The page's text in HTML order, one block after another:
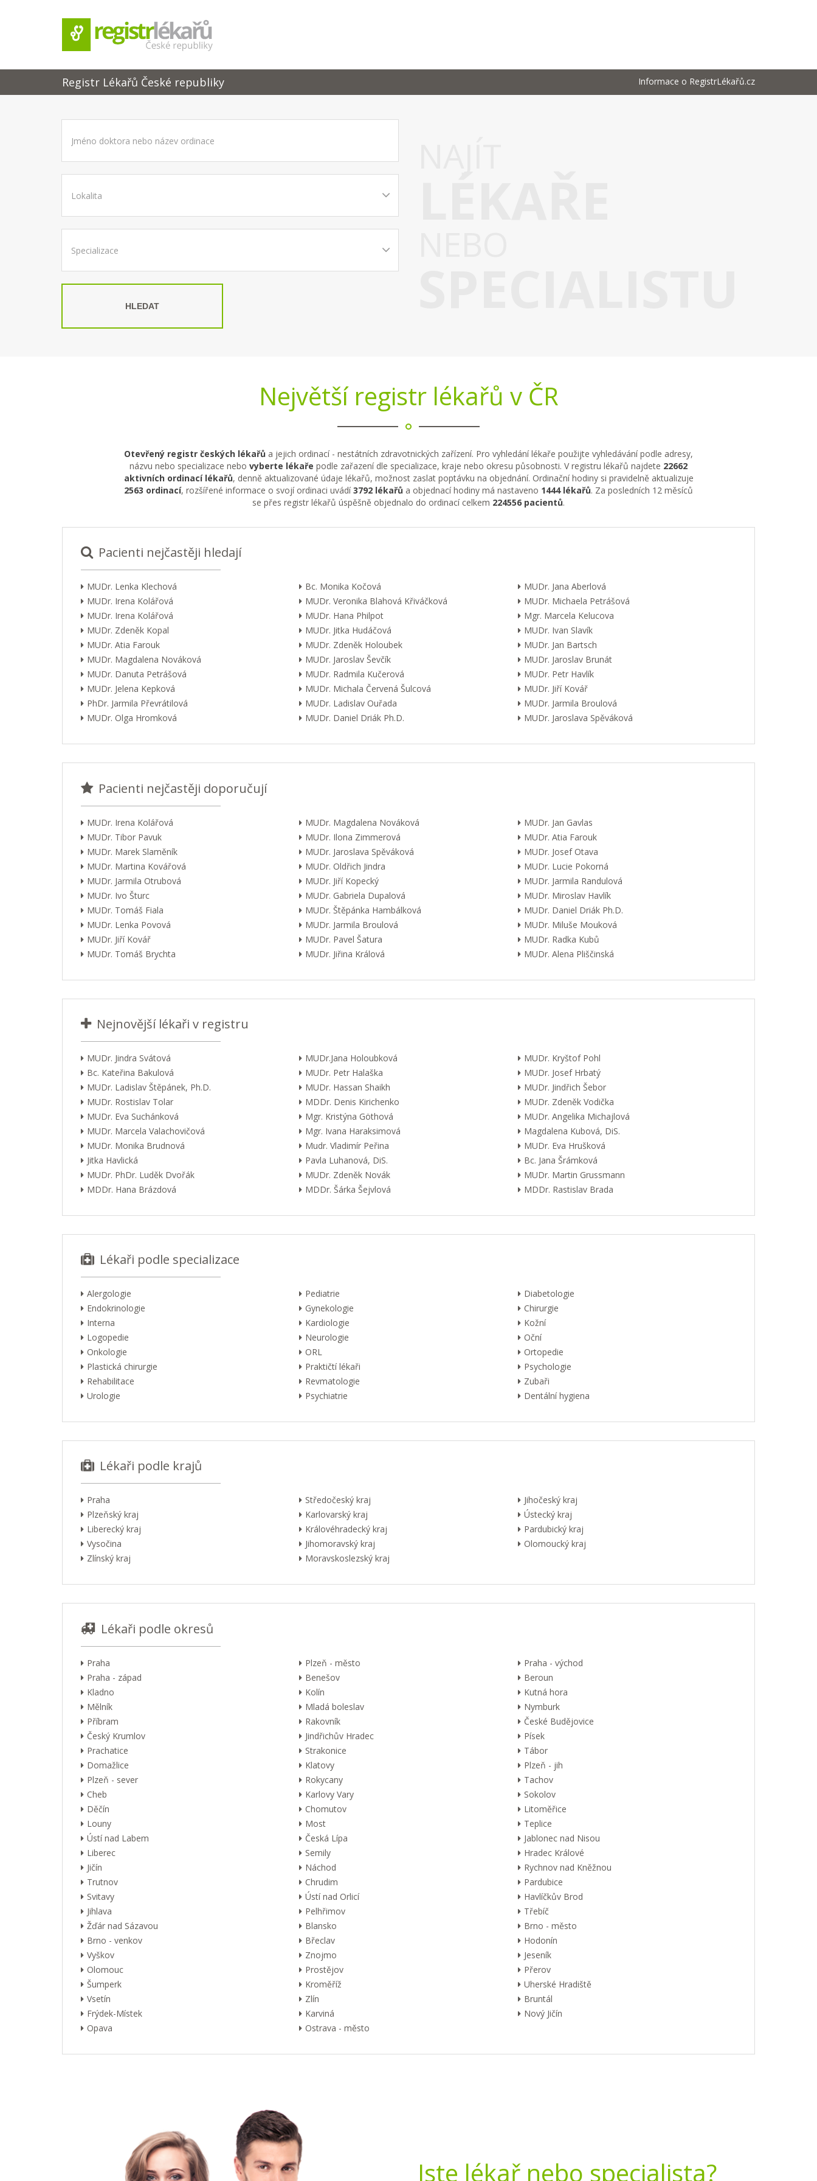
Registr Lékařů České republiky Informace o RegistrLékařů.cz
HLEDAT
Největší registr lékařů v ČR
Otevřený registr českých lékařů a jejich ordinací - nestátních zdravotnických zařízení. Pro vyhledání lékaře použijte vyhledávání podle adresy,
názvu nebo specializace nebo vyberte lékaře podle zařazení dle specializace, kraje nebo okresu působnosti. V registru lékařů najdete 22662
aktivních ordinací lékařů, denně aktualizované údaje lékařů, možnost zaslat poptávku na objednání. Ordinační hodiny si pravidelně aktualizuje
2563 ordinací, rozšířené informace o svojí ordinaci uvádí3792 lékařů a objednací hodiny má nastaveno 1444 lékařů. Za posledních 12 měsíců
se přes registr lékařů úspěšně objednalo do ordinací celkem 224556 pacientů.
Pacienti nejčastěji hledají
MUDr. Lenka Klechová Bc. Monika Kočová
MUDr. Jana Aberlová
MUDr. Irena Kolářová
MUDr. Veronika Blahová Křiváčková
MUDr. Michaela Petrášová
MUDr. Irena Kolářová
MUDr. Hana Philpot
Mgr. Marcela Kelucova
MUDr. Zdeněk Kopal
MUDr. Jitka Hudáčová
MUDr. Ivan Slavík
MUDr. Atia Farouk
MUDr. Zdeněk Holoubek
MUDr. Jan Bartsch
MUDr. Magdalena Nováková
MUDr. Jaroslav Ševčík
MUDr. Jaroslav Brunát
MUDr. Danuta Petrášová
MUDr. Radmila Kučerová
MUDr. Petr Havlík
MUDr. Jelena Kepková
MUDr. Michala Červená Šulcová
MUDr. Jiří Kovář
PhDr. Jarmila Převrátilová
MUDr. Ladislav Ouřada
MUDr. Jarmila Broulová
MUDr. Olga Hromková
MUDr. Daniel Driák Ph.D. MUDr. Jaroslava Spěváková
Pacienti nejčastěji doporučují
MUDr. Irena Kolářová MUDr. Magdalena Nováková
MUDr. Jan Gavlas
MUDr. Tibor Pavuk
MUDr. Ilona Zimmerová
MUDr. Atia Farouk
MUDr. Marek Slaměník
MUDr. Jaroslava Spěváková
MUDr. Josef Otava
MUDr. Martina Kovářová
MUDr. Oldřich Jindra
MUDr. Lucie Pokorná
MUDr. Jarmila Otrubová
MUDr. Jiří Kopecký
MUDr. Jarmila Randulová
MUDr. Ivo Šturc
MUDr. Gabriela Dupalová
MUDr. Miroslav Havlík
MUDr. Tomáš Fiala
MUDr. Štěpánka Hambálková
MUDr. Daniel Driák Ph.D.
MUDr. Lenka Povová
MUDr. Jarmila Broulová
MUDr. Miluše Mouková
MUDr. Jiří Kovář
MUDr. Pavel Šatura
MUDr. Radka Kubů
MUDr. Tomáš Brychta
MUDr. Jiřina Králová MUDr. Alena Pliščinská
Nejnovější lékaři v registru
MUDr. Jindra Svátová MUDr.Jana Holoubková
MUDr. Kryštof Pohl
Bc. Kateřina Bakulová
MUDr. Petr Halaška
MUDr. Josef Hrbatý
MUDr. Ladislav Štěpánek, Ph.D.
MUDr. Hassan Shaikh
MUDr. Jindřich Šebor
MUDr. Rostislav Tolar
MDDr. Denis Kirichenko
MUDr. Zdeněk Vodička
MUDr. Eva Suchánková
Mgr. Kristýna Göthová
MUDr. Angelika Michajlová
MUDr. Marcela Valachovičová
Mgr. Ivana Haraksimová
Magdalena Kubová, DiS.
MUDr. Monika Brudnová
Mudr. Vladimír Peřina
MUDr. Eva Hrušková
Jitka Havlická
Pavla Luhanová, DiS.
Bc. Jana Šrámková
MUDr. PhDr. Luděk Dvořák
MUDr. Zdeněk Novák
MUDr. Martin Grussmann
MDDr. Hana Brázdová
MDDr. Šárka Šejvlová MDDr. Rastislav Brada
Lékaři podle specializace
Alergologie Pediatrie
Diabetologie
Endokrinologie
Gynekologie
Chirurgie
Interna
Kardiologie
Kožní
Logopedie
Neurologie
Oční
Onkologie
ORL
Ortopedie
Plastická chirurgie
Praktičtí lékaři
Psychologie
Rehabilitace
Revmatologie
Zubaři
Urologie
Psychiatrie Dentální hygiena
Lékaři podle krajů
Praha Středočeský kraj
Jihočeský kraj
Plzeňský kraj
Karlovarský kraj
Ústecký kraj
Liberecký kraj
Královéhradecký kraj
Pardubický kraj
Vysočina
Jihomoravský kraj
Olomoucký kraj
Zlínský kraj
Moravskoslezský kraj
Lékaři podle okresů
Praha Plzeň - město
Praha - východ
Praha - západ
Benešov
Beroun
Kladno
Kolín
Kutná hora
Mělník
Mladá boleslav
Nymburk
Příbram
Rakovník
České Budějovice
Český Krumlov
Jindřichův Hradec
Písek
Prachatice
Strakonice
Tábor
Domažlice
Klatovy
Plzeň - jih
Plzeň - sever
Rokycany
Tachov
Cheb
Karlovy Vary
Sokolov
Děčín
Chomutov
Litoměřice
Louny
Most
Teplice
Ústí nad Labem
Česká Lípa
Jablonec nad Nisou
Liberec
Semily
Hradec Králové
Jičín
Náchod
Rychnov nad Kněžnou
Trutnov
Chrudim
Pardubice
Svitavy
Ústí nad Orlicí
Havlíčkův Brod
Jihlava
Pelhřimov
Třebíč
Žďár nad Sázavou
Blansko
Brno - město
Brno - venkov
Břeclav
Hodonín
Vyškov
Znojmo
Jeseník
Olomouc
Prostějov
Přerov
Šumperk
Kroměříž
Uherské Hradiště
Vsetín
Zlín
Bruntál
Frýdek-Místek
Karviná
Nový Jičín
Opava
Ostrava - město
Jste lékař nebo specialista?